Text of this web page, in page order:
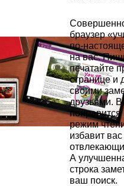
браузер
по-
на вас.
печатайте
странице и
своими
друзьями.
режим
избавит
А
строка
ваш поиск.